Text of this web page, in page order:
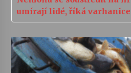
umírají lidé, říká